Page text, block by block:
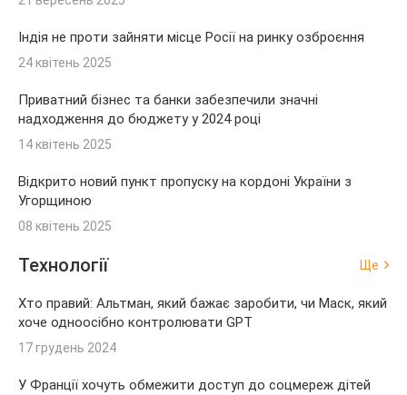
Індія не проти зайняти місце Росії на ринку озброєння
24 квітень 2025
Приватний бізнес та банки забезпечили значні
надходження до бюджету у 2024 році
14 квітень 2025
Відкрито новий пункт пропуску на кордоні України з
Угорщиною
08 квітень 2025
Технології Ще
Хто правий: Альтман, який бажає заробити, чи Маск, який
хоче одноосібно контролювати GPT
17 грудень 2024
У Франції хочуть обмежити доступ до соцмереж дітей